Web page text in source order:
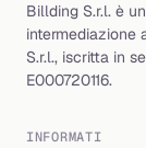
Billding S.r.l. è
intermediazione
S.r.l., iscritta in
E000720116.
INFORMATI